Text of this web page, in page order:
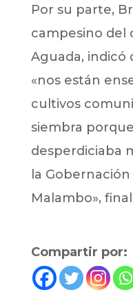
Por su parte,
campesino del
Aguada, indicó
«nos están
cultivos
siembra
desperdiciaba
la
Malambo»,
Compartir por: